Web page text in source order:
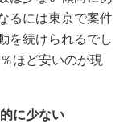
るには東京で案件
を続けられるでし
ほど安いのが現
に少ない